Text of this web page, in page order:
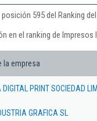
595 del Ranking
en el ranking de
la empresa
PRINT SOCIEDAD
GRAFICA SL